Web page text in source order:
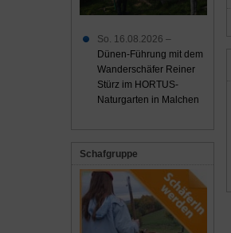
So. 16.08.2026 –
Dünen-Führung mit dem
Wanderschäfer Reiner
Stürz im HORTUS-
Naturgarten in Malchen
Schafgruppe